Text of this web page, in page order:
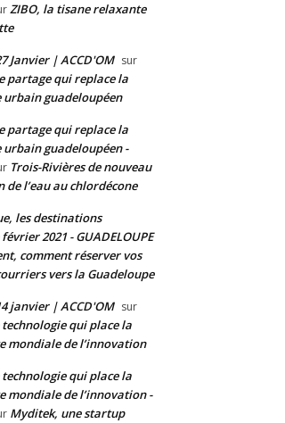
ZIBO, la tisane relaxante
Janvier | ACCD'OM sur
partage qui replace la
urbain guadeloupéen
partage qui replace la
urbain guadeloupéen -
Trois-Rivières de nouveau
l’eau au chlordécone
les destinations
2021 - GUADELOUPE
comment réserver vos
vers la Guadeloupe
janvier | ACCD'OM sur
technologie qui place la
mondiale de l’innovation
technologie qui place la
mondiale de l’innovation -
Myditek, une startup